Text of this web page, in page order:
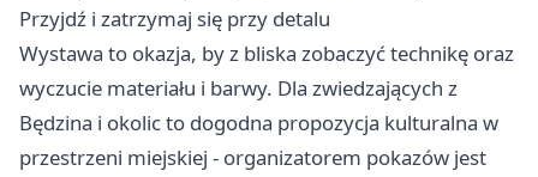
Przyjdź i zatrzymaj się przy detalu
Wystawa to okazja, by z bliska zobaczyć technikę oraz
wyczucie materiału i barwy. Dla zwiedzających z
Będzina i okolic to dogodna propozycja kulturalna w
przestrzeni miejskiej - organizatorem pokazów jest